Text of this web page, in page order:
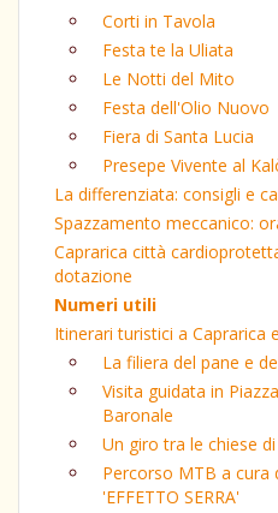
Corti in Tavola
Festa te la Uliata
Le Notti del Mito
Festa dell'Olio Nuovo
Fiera di Santa Lucia
Presepe Vivente al
La differenziata: consigli e
Spazzamento meccanico:
Caprarica città
dotazione
Numeri utili
Itinerari turistici a Caprarica
La filiera del pane e
Visita guidata in
Baronale
Un giro tra le chiese
Percorso MTB a cura
'EFFETTO SERRA'